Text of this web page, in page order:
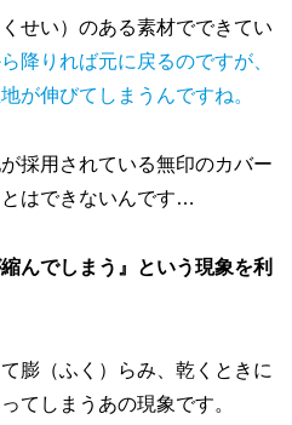
せい）のある素材でできてい
降りれば元に戻るのですが、
が伸びてしまうんですね。
採用されている無印のカバー
はできないんです…
んでしまう』という現象を利
膨（ふく）らみ、乾くときに
てしまうあの現象です。